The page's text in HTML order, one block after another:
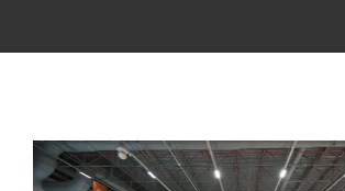
View
Larger